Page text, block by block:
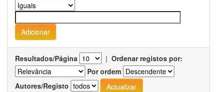
Resultados/Página | Ordenar registos por:
Por ordem
Autores/Registo